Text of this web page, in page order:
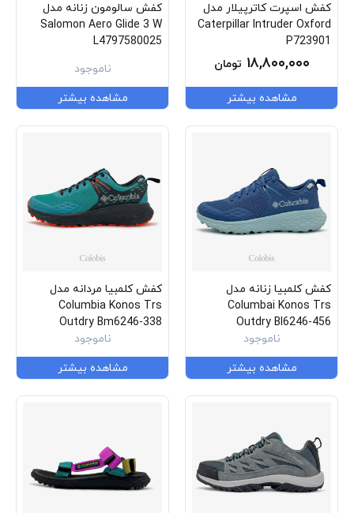
کفش اسپرت کاترپیلار مدل
Caterpillar Intruder Oxford
P723901
۱۸,۸۰۰,۰۰۰ تومان
مشاهده بیشتر
کفش سالومون زنانه مدل
Salomon Aero Glide 3 W
L4797580025
ناموجود
مشاهده بیشتر
کفش کلمبیا زنانه مدل
Columbai Konos Trs
Outdry Bl6246-456
ناموجود
مشاهده بیشتر
کفش کلمبیا مردانه مدل
Columbia Konos Trs
Outdry Bm6246-338
ناموجود
مشاهده بیشتر